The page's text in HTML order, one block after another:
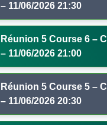
– 11/06/2026 21:30
Réunion 5 Course 6 –
– 11/06/2026 21:00
Réunion 5 Course 5 –
– 11/06/2026 20:30